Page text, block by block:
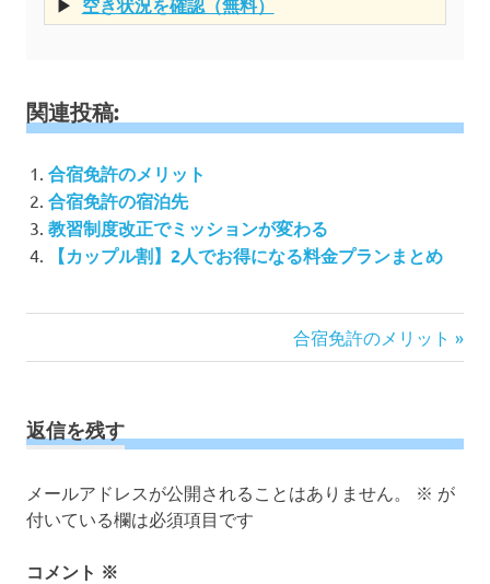
▶ 空き状況を確認（無料）
関連投稿:
合宿免許のメリット
合宿免許の宿泊先
教習制度改正でミッションが変わる
【カップル割】2人でお得になる料金プランまとめ
稿
ビ
ゲ
シ
ョ
ン
次
の
合宿免許のメリット
返信を残す
メールアドレスが公開されることはありません。 ※ が
付いている欄は必須項目です
コメント ※